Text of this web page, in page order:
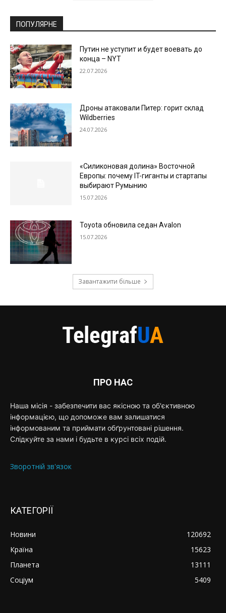
ПОПУЛЯРНЕ
Путин не уступит и будет воевать до
конца – NYT
22.07.2026
Дроны атаковали Питер: горит склад
Wildberries
24.07.2026
«Силиконовая долина» Восточной
Европы: почему IT-гиганты и стартапы
выбирают Румынию
15.07.2026
Toyota обновила седан Avalon
15.07.2026
Завантажити більше
ПРО НАС
Наша місія - забезпечити вас якісною та об'єктивною
інформацією, що допоможе вам залишатися
інформованим та приймати обґрунтовані рішення.
Слідкуйте за нами і будьте в курсі всіх подій.
Зворотній зв'язок
КАТЕГОРІЇ
Новини
120692
Країна
15623
Планета
13111
Соціум
5409